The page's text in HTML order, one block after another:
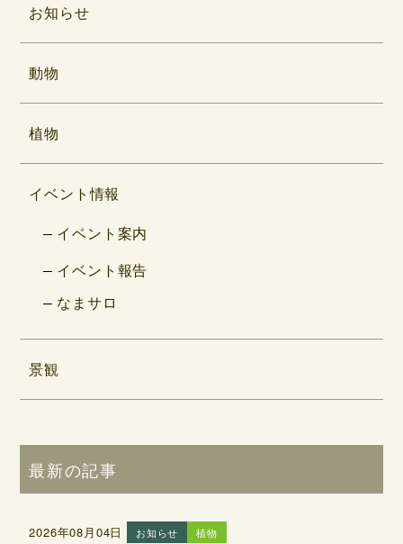
お知らせ
動物
植物
イベント情報
イベント案内
イベント報告
なまサロ
景観
最新の記事
2026年08月04日 お知らせ 植物